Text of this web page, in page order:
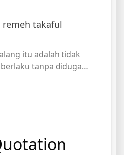
remeh takaful
itu adalah tidak
tanpa diduga…